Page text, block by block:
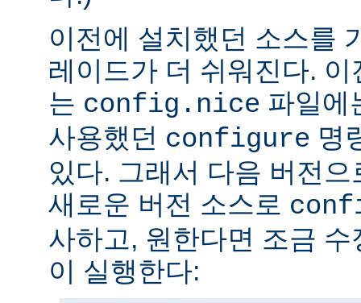
이전에 설치했던 소스를
레이드가 더 쉬워진다.
는 config.nice 파일에
사용했던 configure 명
있다. 그래서 다음 버전
새로운 버전 소스로
사하고, 원한다면 조금
이 실행한다: